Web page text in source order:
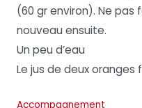
(60 gr environ). Ne pas
nouveau ensuite.
Un peu d’eau
Le jus de deux oranges
Accompagnement